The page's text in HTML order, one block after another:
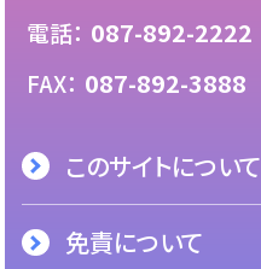
電話： 087-892-2222
FAX： 087-892-3888
このサイトについて
免責について